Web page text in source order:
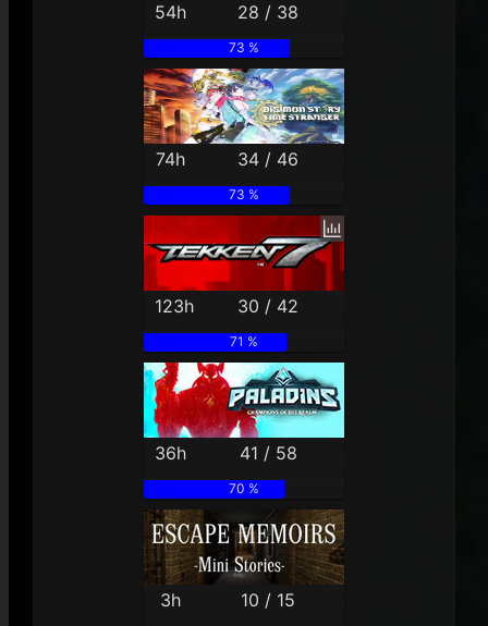
54h 28 / 38
73 %
74h 34 / 46
73 %
123h 30 / 42
71 %
36h 41 / 58
70 %
3h 10 / 15